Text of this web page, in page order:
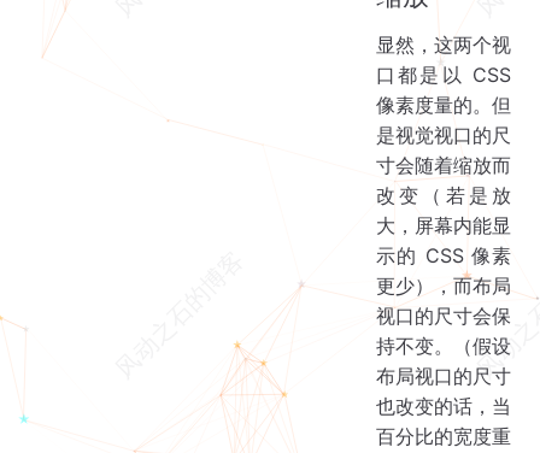
显然，这两个视
口都是以 CSS
像素度量的。但
是视觉视口的尺
寸会随着缩放而
改变（若是放
大，屏幕内能显
示的 CSS 像素
更少），而布局
视口的尺寸会保
持不变。（假设
布局视口的尺寸
也改变的话，当
百分比的宽度重